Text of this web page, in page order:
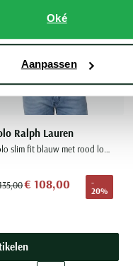
Oké
Aanpassen
Ralph Lauren
polo slim fit blauw met rood logo effen katoen
€ 108,00
-
20%